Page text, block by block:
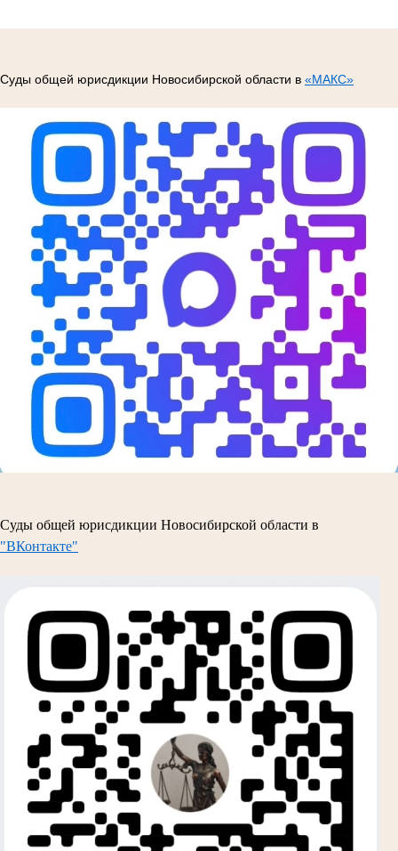
Суды общей юрисдикции Новосибирской области в «МАКС»
Суды общей юрисдикции Новосибирской области в
"ВКонтакте"